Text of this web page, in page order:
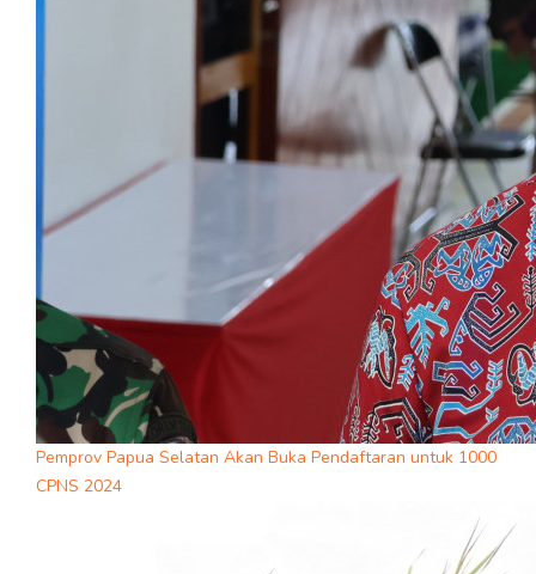
Pemprov Papua Selatan Akan Buka Pendaftaran untuk 1000
CPNS 2024